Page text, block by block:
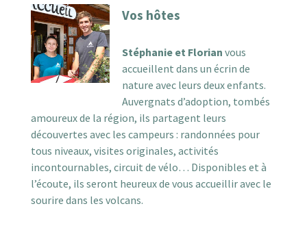
Vos hôtes
Stéphanie et Florian vous
accueillent dans un écrin de
nature avec leurs deux enfants.
Auvergnats d’adoption, tombés
amoureux de la région, ils partagent leurs
découvertes avec les campeurs : randonnées pour
tous niveaux, visites originales, activités
incontournables, circuit de vélo… Disponibles et à
l’écoute, ils seront heureux de vous accueillir avec le
sourire dans les volcans.